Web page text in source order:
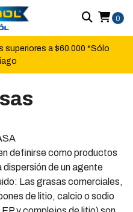
superiores a $60.000 *Sólo
0
definirse como productos
dispersión de un agente
Las grasas comerciales,
de litio, calcio o sodio